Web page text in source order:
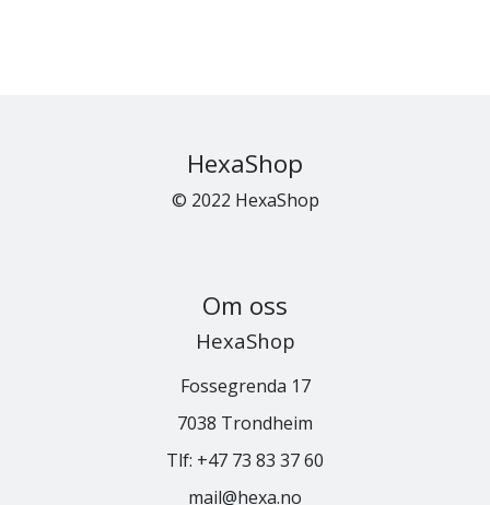
HexaShop
© 2022 HexaShop
Om oss
HexaShop
Fossegrenda 17
7038 Trondheim
Tlf: +47 73 83 37 60
mail@hexa.no